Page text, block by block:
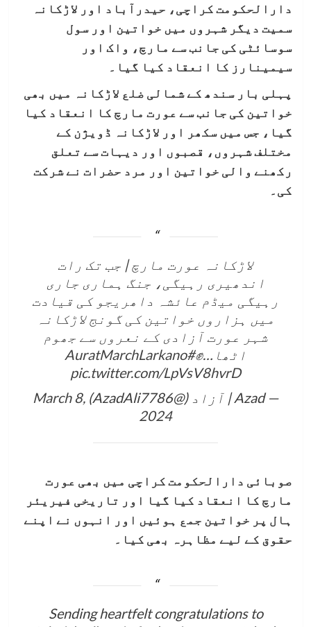
دارالحکومت کراچی، حیدرآباد اور لاڑکانہ
سمیت دیگر شہروں میں خواتین اور سول
سوسائٹی کی جانب سے مارچ، واک اور
سیمینارز کا انعقاد کیا گیا۔
پہلی بار سندھ کے شمالی ضلع لاڑکانہ میں بھی
خواتین کی جانب سے عورت مارچ کا انعقاد کیا
گیا، جس میں سکھر اور لاڑکانہ ڈویژن کے
مختلف شہروں، قصبوں اور دیہات سے تعلق
رکھنے والی خواتین اور مرد حضرات نے شرکت
کی۔
لاڑکانہ عورت مارچ | جب تک رات
اندھیری رہیگی، جنگ ہماری جاری
رہیگی میڈم عائشہ داھریجو کی قیادت
میں ہزاروں خواتين کی گونج لاڑکانہ
شہر عورت آزادی کے نعروں سے جھوم
اٹھا…✊#AuratMarchLarkano
pic.twitter.com/LpVsV8hvrD
— Azad | آزاد (@AzadAli7786)
March 8,
2024
صوبائی دارالحکومت کراچی میں بھی عورت
مارچ کا انعقاد کیا گیا اور تاریخی فیریئر
ہال پر خواتین جمع ہوئیں اور انہوں نے اپنے
حقوق کے لیے مظاہرہ بھی کیا۔
Sending heartfelt congratulations to